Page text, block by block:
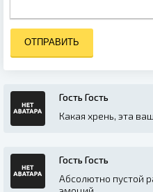
ОТПРАВИТЬ
Гость Гость
Какая хрень, эта
Гость Гость
Абсолютно пустой